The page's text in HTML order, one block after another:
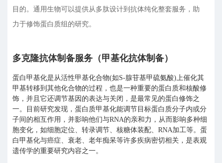
目的。通用生物可以提供从多肽设计到抗体纯化整套服务，助
力于修饰蛋白质组的研究。
多克隆抗体制备服务（甲基化抗体制备）
蛋白甲基化是从活性甲基化合物(如S-腺苷基甲硫氨酸)上催化其
甲基转移到其他化合物的过程，也是一种重要的蛋白质和核酸修
饰，并且它还调节基因的表达与关闭，是最常见的蛋白修饰之
一。目前研究发现，蛋白质甲基化能调节目标蛋白质分子内或分
子间的相互作用，并影响他们与RNA的亲和力，从而影响多种细
胞变化，如细胞定位、转录调节、核糖体装配、RNA加工等。蛋
白甲基化与癌症、衰老、老年痴呆等许多疾病密切相关，是表观
遗传学的重要研究内容之一。